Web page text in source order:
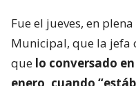
Fue el jueves, en
Municipal, que la jefa
que lo conversado